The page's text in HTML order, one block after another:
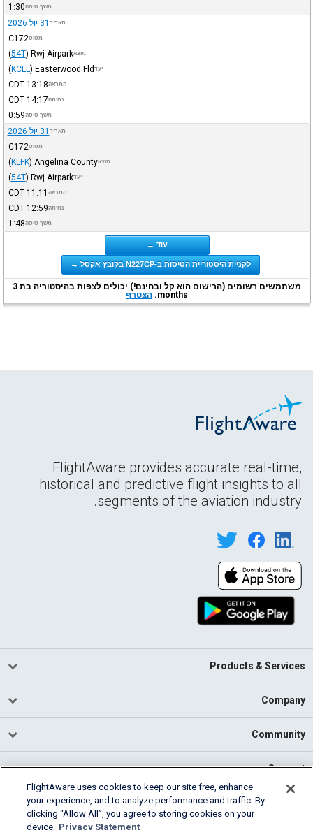
משך טיסה1:30
תאריך 31 יול 2026
מטוסC172
מוצאRwj Airpark
(54T)
יעד Easterwood Fld
(KCLL)
המראה13:18
CDT
נחיתה14:17
CDT
משך טיסה0:59
תאריך 31 יול 2026
מטוסC172
מוצאAngelina County
(KLFK)
יעדRwj Airpark
(54T)
המראה 11:11
CDT
נחיתה12:59
CDT
משך טיסה1:48
עוד →
לקניית היסטוריית הטיסות ב-N227CP בקובץ אקסל →
משתמשים רשומים (הרישום הוא קל ובחינם!) יכולים לצפות בהיסטוריה בת 3
months. הצטרף
FlightAware provides accurate real-time,
historical and predictive flight insights to all
segments of the aviation industry.
Products & Services
Company
Community
Support
FlightAware uses cookies to keep our site free, enhance
your experience, and to analyze performance and traffic. By
clicking “Allow All”, you agree to storing cookies on your
device. Privacy Statement